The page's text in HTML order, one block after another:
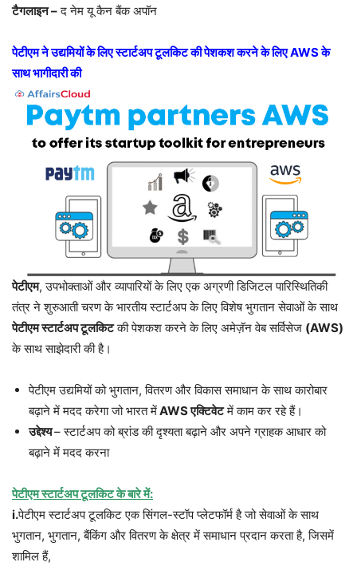
टैगलाइन –द नेम यू कैन बैंक अपॉन
पेटीएम ने उद्यमियों के लिए स्टार्टअप टूलकिट की पेशकश करने के लिए AWS के
साथ भागीदारी की
पेटीएम, उपभोक्ताओं और व्यापारियों के लिए एक अग्रणी डिजिटल पारिस्थितिकी
तंत्र ने शुरुआती चरण के भारतीय स्टार्टअप के लिए विशेष भुगतान सेवाओं के साथ
पेटीएम स्टार्टअप टूलकिटकी पेशकश करने के लिए अमेज़ॅन वेब सर्विसेज (AWS)
के साथ साझेदारी की है।
पेटीएम उद्यमियों को भुगतान, वितरण और विकास समाधान के साथ कारोबार
बढ़ाने में मदद करेगा जो भारत मेंAWS एक्टिवेटमें काम कर रहे हैं।
उद्देश्य– स्टार्टअप को ब्रांड की दृश्यता बढ़ाने और अपने ग्राहक आधार को
बढ़ाने में मदद करना
पेटीएम स्टार्टअप टूलकिट के बारे में:
i.पेटीएम स्टार्टअप टूलकिट एक सिंगल-स्टॉप प्लेटफॉर्म है जो सेवाओं के साथ
भुगतान, भुगतान, बैंकिंग और वितरण के क्षेत्र में समाधान प्रदान करता है, जिसमें
शामिल हैं,